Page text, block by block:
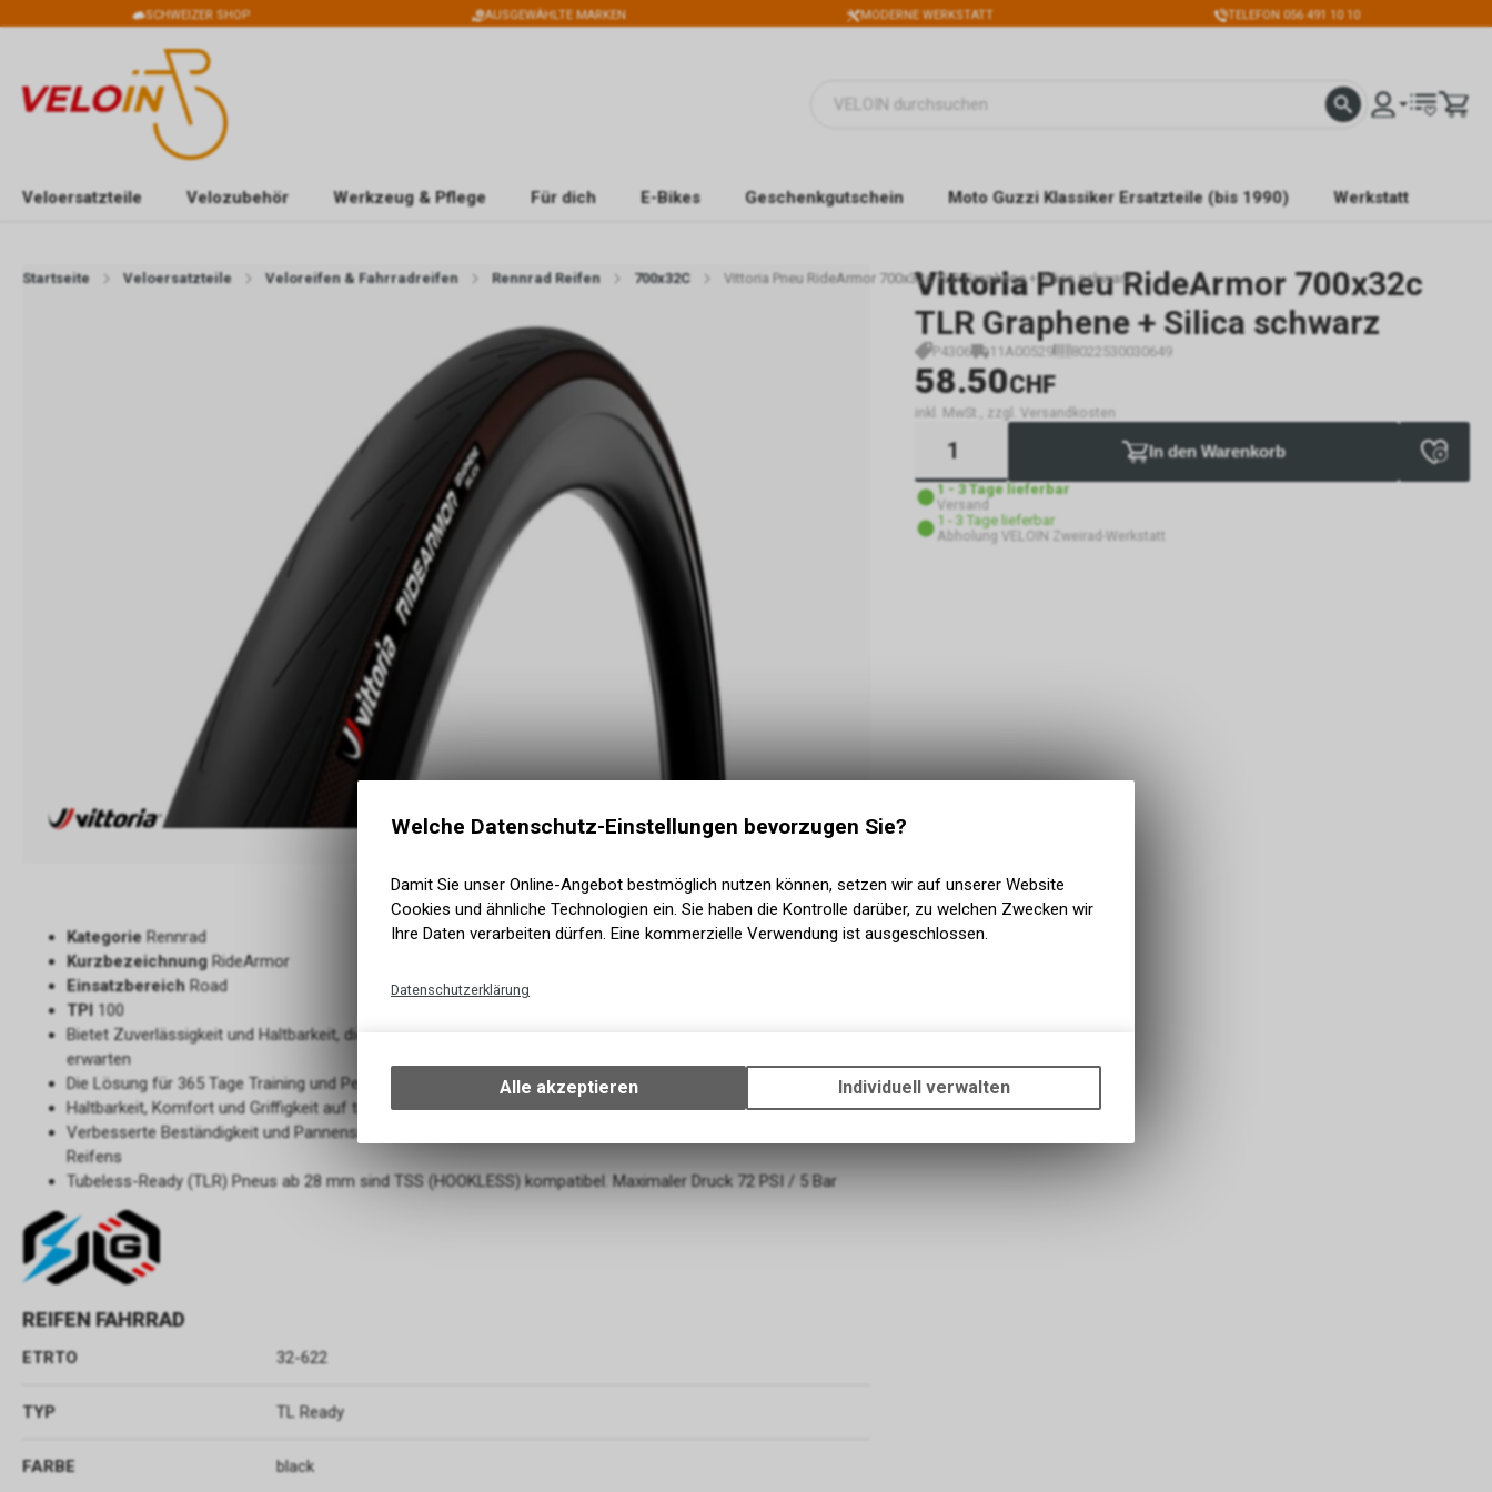
SCHWEIZER SHOP AUSGEWÄHLTE MARKEN MODERNE WERKSTATT TELEFON 056 491 10 10
Veloersatzteile Velozubehör Werkzeug & Pflege Für dich E-Bikes Geschenkgutschein Moto Guzzi Klassiker Ersatzteile (bis 1990) Werkstatt
Startseite Veloersatzteile Veloreifen & Fahrradreifen Rennrad Reifen 700x32C Vittoria Pneu RideArmor 700x32c TLR Graphene + Silica schwarz
Vittoria Pneu RideArmor 700x32c
TLR Graphene + Silica schwarz
P4306 11A00529 8022530030649
58.50CHF
inkl. MwSt., zzgl. Versandkosten
In den Warenkorb
1 - 3 Tage lieferbar
Versand
1 - 3 Tage lieferbar
Abholung VELOIN Zweirad-Werkstatt
Kategorie Rennrad
Kurzbezeichnung RideArmor
Einsatzbereich Road
TPI 100
Bietet Zuverlässigkeit und Haltbarkeit, die Pendler und Radfahrer, die hart trainieren, von einem Fahrradreifen
erwarten
Die Lösung für 365 Tage Training und Pendeln auf jedem Asphaltzustand
Haltbarkeit, Komfort und Griffigkeit auf trockenen und nassen Oberflächen
Verbesserte Beständigkeit und Pannensicherheit dank der seitlichen und laufflächenverstärkenden Gürtel des
Reifens
Tubeless-Ready (TLR) Pneus ab 28 mm sind TSS (HOOKLESS) kompatibel. Maximaler Druck 72 PSI / 5 Bar
REIFEN FAHRRAD
ETRTO 32-622
TYP TL Ready
FARBE black
Welche Datenschutz-Einstellungen bevorzugen Sie?
Damit Sie unser Online-Angebot bestmöglich nutzen können, setzen wir auf unserer Website
Cookies und ähnliche Technologien ein. Sie haben die Kontrolle darüber, zu welchen Zwecken wir
Ihre Daten verarbeiten dürfen. Eine kommerzielle Verwendung ist ausgeschlossen.
Datenschutzerklärung
Ihrem Gerät, um die grundlegenden Funktionen unseres Online-Angebots, wie die
Verwendung des Warenkorbs, zu ermöglichen. Bitte beachten Sie, dass die
zulassen.
Alle akzeptieren Individuell verwalten